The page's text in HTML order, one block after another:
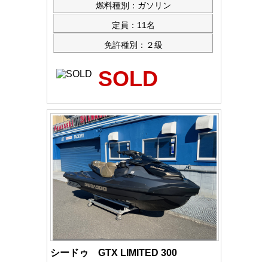
燃料種別：ガソリン
定員：11名
免許種別：２級
SOLD
シードゥ GTX LIMITED 300